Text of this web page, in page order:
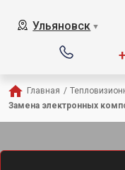
Ульяновск ▼
Главная /
Замена электронных